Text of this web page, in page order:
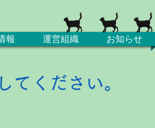
報 運営組織 お知らせ
てください。